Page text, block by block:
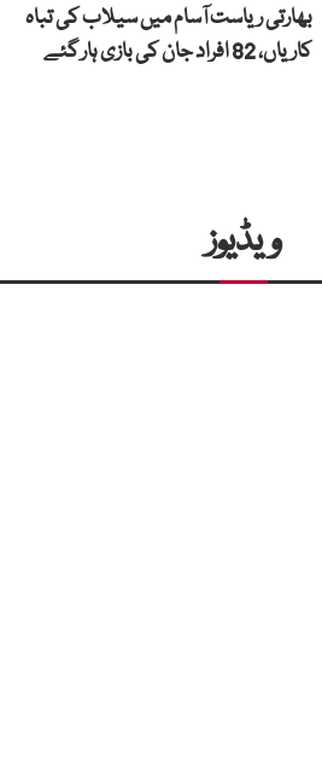
بھارتی ریاست آسام میں سیلاب کی تباہ
کاریاں، 82 افراد جان کی بازی ہار گئے
ویڈیوز